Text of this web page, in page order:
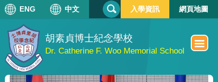
胡素貞博士紀念學校
Dr. Catherine F. Woo Memorial School
ENG 中文 搜
尋
單
入學資訊 網頁地圖